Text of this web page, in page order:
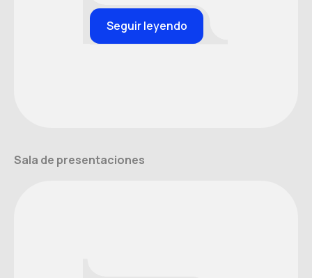
Seguir leyendo
Sala de presentaciones